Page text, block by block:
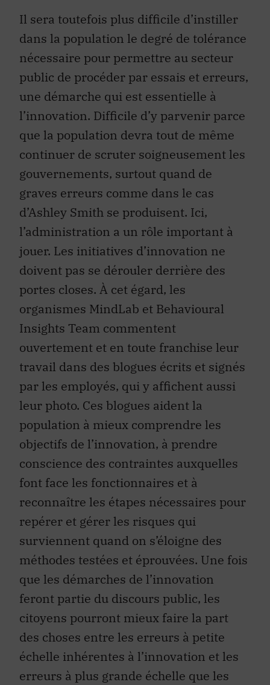
Il sera toutefois plus difficile d’instiller
dans la population le degré de tolérance
nécessaire pour permettre au secteur
public de procéder par essais et erreurs,
une démarche qui est essentielle à
l’innovation. Difficile d’y parvenir parce
que la population devra tout de même
continuer de scruter soigneusement les
gouvernements, surtout quand de
graves erreurs comme dans le cas
d’Ashley Smith se produisent. Ici,
l’administration a un rôle important à
jouer. Les initiatives d’innovation ne
doivent pas se dérouler derrière des
portes closes. À cet égard, les
organismes MindLab et Behavioural
Insights Team commentent
ouvertement et en toute franchise leur
travail dans des blogues écrits et signés
par les employés, qui y affichent aussi
leur photo. Ces blogues aident la
population à mieux comprendre les
objectifs de l’innovation, à prendre
conscience des contraintes auxquelles
font face les fonctionnaires et à
reconnaître les étapes nécessaires pour
repérer et gérer les risques qui
surviennent quand on s’éloigne des
méthodes testées et éprouvées. Une fois
que les démarches de l’innovation
feront partie du discours public, les
citoyens pourront mieux faire la part
des choses entre les erreurs à petite
échelle inhérentes à l’innovation et les
erreurs à plus grande échelle que les